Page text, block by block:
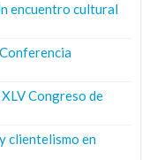
encuentro cultural
Congreso de
clientelismo en